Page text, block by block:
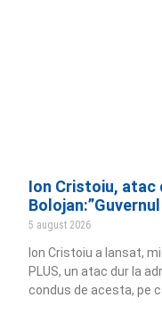
Ion Cristoiu, atac
5 august 2026
Ion Cristoiu a lansat,
PLUS, un atac dur la
condus de acesta, pe